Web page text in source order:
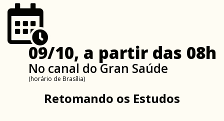
09/10, a partir das 08h
No canal do Gran Saúde
(horário de Brasília)
Retomando os Estudos